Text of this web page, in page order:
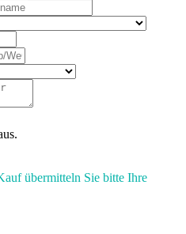
übermitteln Sie bitte Ihre